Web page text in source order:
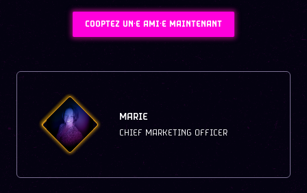
COOPTEZ UN·E AMI·E MAINTENANT
MARIE
CHIEF MARKETING OFFICER